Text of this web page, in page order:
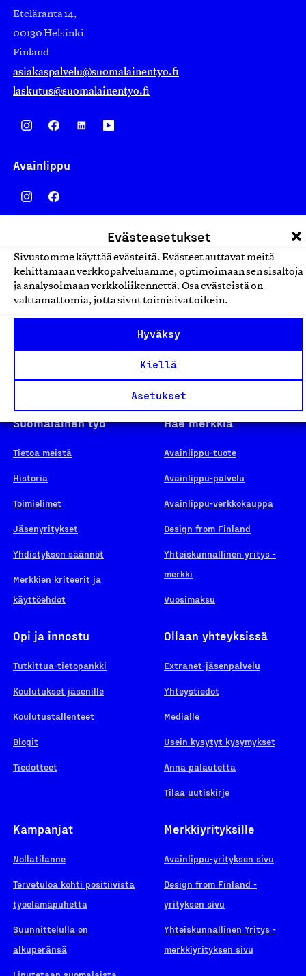
Evästeasetukset
Sivustomme käyttää evästeitä. Evästeet auttavat meitä
kehittämään verkkopalveluamme, optimoimaan sen sisältöjä
ja analysoimaan verkkoliikennettä. Osa evästeistä on
välttämättömiä, jotta sivut toimisivat oikein.
Hyväksy
Kiellä
Asetukset
Eteläranta 14,
00130 Helsinki
Finland
asiakaspalvelu@suomalainentyo.fi
laskutus@suomalainentyo.fi
Avainlippu
Design From Finland
Yhteiskunnallinen Yritys -merkki
Suomalainen työ
Tietoa meistä
Historia
Toimielimet
Jäsenyritykset
Yhdistyksen säännöt
Merkkien kriteerit ja
käyttöehdot
Hae merkkiä
Avainlippu-tuote
Avainlippu-palvelu
Avainlippu-verkkokauppa
Design from Finland
Yhteiskunnallinen yritys -
merkki
Vuosimaksu
Opi ja innostu
Tutkittua-tietopankki
Koulutukset jäsenille
Koulutustallenteet
Blogit
Tiedotteet
Ollaan yhteyksissä
Extranet-jäsenpalvelu
Yhteystiedot
Medialle
Usein kysytyt kysymykset
Anna palautetta
Tilaa uutiskirje
Kampanjat
Nollatilanne
Tervetuloa kohti positiivista
työelämäpuhetta
Suunnittelulla on
alkuperänsä
Merkkiyrityksille
Avainlippu-yrityksen sivu
Design from Finland -
yrityksen sivu
Yhteiskunnallinen Yritys -
merkkiyrityksen sivu